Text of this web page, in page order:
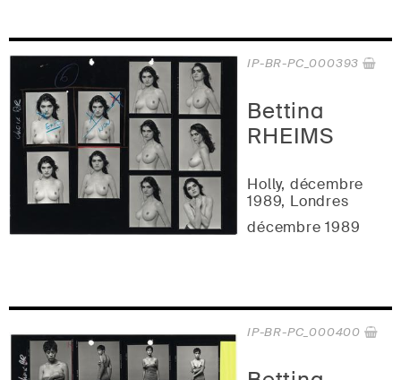
Bettina
RHEIMS
Holly, décembre
1989, Londres
décembre 1989
IP-BR-PC_000393
IP-BR-PC_000400